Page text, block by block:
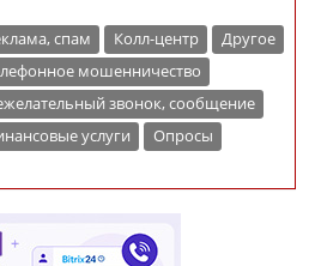
спам Колл-центр
Другое
мошенничество
звонок, сообщение
услуги
Опросы